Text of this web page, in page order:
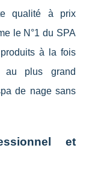
qualité à prix
le N°1 du SPA
à la fois
au plus grand
de nage sans
et